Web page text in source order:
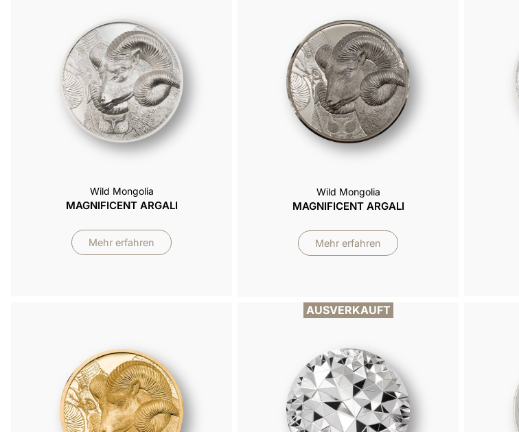
Wild Mongolia
MAGNIFICENT ARGALI
Mehr erfahren
Wild Mongolia
MAGNIFICENT ARGALI
Mehr erfahren
AUSVERKAUFT